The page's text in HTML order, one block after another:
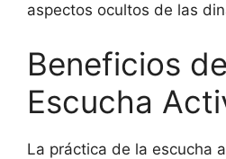
aspectos ocultos de las
Beneficios
Escucha
La práctica de la escucha